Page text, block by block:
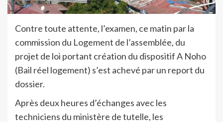
Contre toute attente, l’examen, ce matin par la
commission du Logement de l’assemblée, du
projet de loi portant création du dispositif A Noho
(Bail réel logement) s’est achevé par un report du
dossier.
Après deux heures d’échanges avec les
techniciens du ministère de tutelle, les